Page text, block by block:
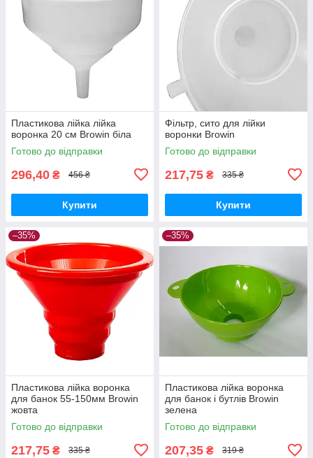
Пластикова лійка лійка
воронка 20 см Browin біла
Готово до відправки
296,40 ₴ 456 ₴
Купити
Фільтр, сито для лійки
воронки Browin
Готово до відправки
217,75 ₴ 335 ₴
Купити
–35%
Пластикова лійка воронка
для банок 55-150мм Browin
жовта
Готово до відправки
217,75 ₴ 335 ₴
–35%
Пластикова лійка воронка
для банок і бутлів Browin
зелена
Готово до відправки
207,35 ₴ 319 ₴